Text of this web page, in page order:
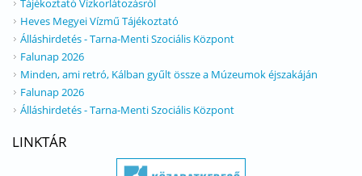
Tájékoztató Vízkorlátozásról
Heves Megyei Vízmű Tájékoztató
Álláshirdetés - Tarna-Menti Szociális Központ
Falunap 2026
Minden, ami retró, Kálban gyűlt össze a Múzeumok éjszakáján
Falunap 2026
Álláshirdetés - Tarna-Menti Szociális Központ
LINKTÁR